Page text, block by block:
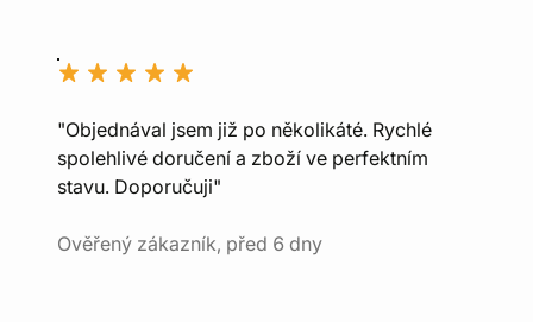
"Objednával jsem již po několikáté. Rychlé
spolehlivé doručení a zboží ve perfektním
stavu. Doporučuji"
Ověřený zákazník, před 6 dny